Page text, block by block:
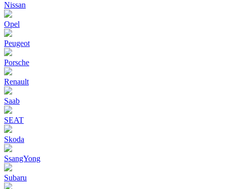
Nissan
Opel
Peugeot
Porsche
Renault
Saab
SEAT
Skoda
SsangYong
Subaru